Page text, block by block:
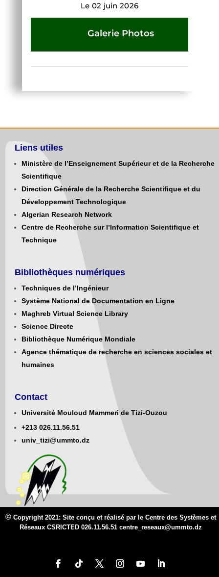
Le 02 juin 2026
Galerie Photos
Liens utiles
Ministère de l’Enseignement Supérieur et de la Recherche
Scientifique
Direction Générale de la Recherche Scientifique et du
Développement Technologique
Algerian Research Network
Centre de Recherche sur l’Information Scientifique et
Technique
Bibliothèques numériques
Techniques de l’Ingénieur
Système National de Documentation en Ligne
Maghreb Virtual Science Library
Science Directe
Bibliothèque Numérique Mondiale
Agence thématique de recherche en sciences sociales et
humaines
Contact
Université Mouloud Mammeri de Tizi-Ouzou
+213 026.11.56.51
univ_tizi@ummto.dz
© Copyright 2021: Site conçu et réalisé par le Centre des Systèmes et
Réseaux CSRICTED 026.11.56.51 centre_reseaux@ummto.dz